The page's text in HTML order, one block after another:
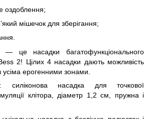
оздоблення;
мішечок для зберігання;
— це насадки багатофункціонального
2! Цілих 4 насадки дають можливість
усіма ерогенними зонами.
силіконова насадка для точкової
клітора, діаметр 1,2 см, пружна і